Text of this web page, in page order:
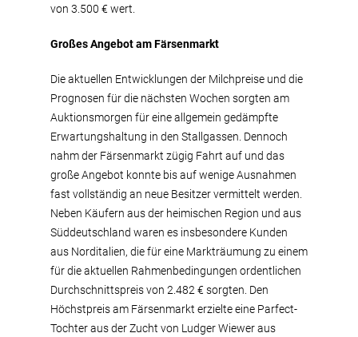
von 3.500 € wert.
Großes Angebot am Färsenmarkt
Die aktuellen Entwicklungen der Milchpreise und die
Prognosen für die nächsten Wochen sorgten am
Auktionsmorgen für eine allgemein gedämpfte
Erwartungshaltung in den Stallgassen. Dennoch
nahm der Färsenmarkt zügig Fahrt auf und das
große Angebot konnte bis auf wenige Ausnahmen
fast vollständig an neue Besitzer vermittelt werden.
Neben Käufern aus der heimischen Region und aus
Süddeutschland waren es insbesondere Kunden
aus Norditalien, die für eine Markträumung zu einem
für die aktuellen Rahmenbedingungen ordentlichen
Durchschnittspreis von 2.482 € sorgten. Den
Höchstpreis am Färsenmarkt erzielte eine Parfect-
Tochter aus der Zucht von Ludger Wiewer aus